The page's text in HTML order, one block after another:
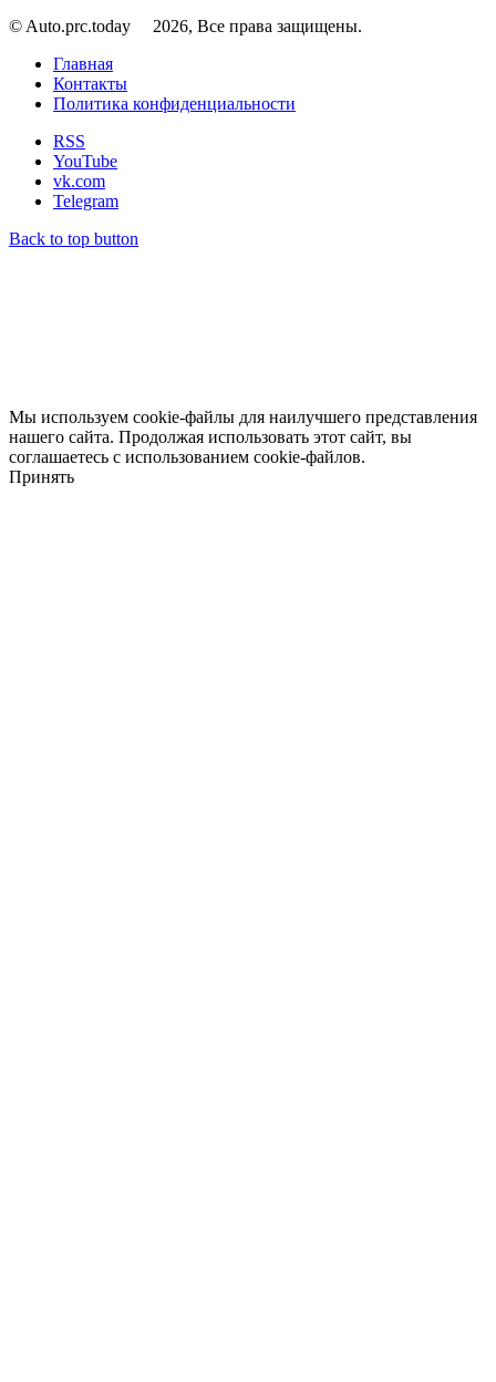
© Auto.prc.today
2026, Все права защищены.
Главная
Контакты
Политика конфиденциальности
RSS
YouTube
vk.com
Telegram
Back to top button
Мы используем cookie-файлы для наилучшего представления
нашего сайта. Продолжая использовать этот сайт, вы
соглашаетесь с использованием cookie-файлов.
Принять